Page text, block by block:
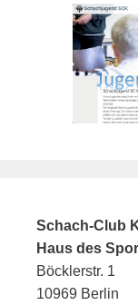
Schach-Club
Haus des
Böcklerstr. 1
10969 Berlin